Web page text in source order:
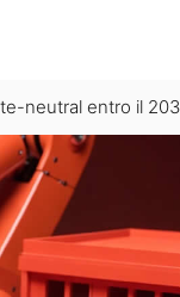
neutral entro il